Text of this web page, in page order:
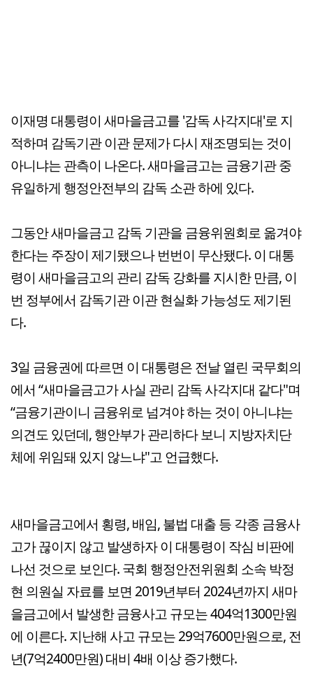
이재명 대통령이 새마을금고를 '감독 사각지대'로 지
적하며 감독기관 이관 문제가 다시 재조명되는 것이
아니냐는 관측이 나온다. 새마을금고는 금융기관 중
유일하게 행정안전부의 감독 소관 하에 있다.
그동안 새마을금고 감독 기관을 금융위원회로 옮겨야
한다는 주장이 제기됐으나 번번이 무산됐다. 이 대통
령이 새마을금고의 관리 감독 강화를 지시한 만큼, 이
번 정부에서 감독기관 이관 현실화 가능성도 제기된
다.
3일 금융권에 따르면 이 대통령은 전날 열린 국무회의
에서 “새마을금고가 사실 관리 감독 사각지대 같다"며
“금융기관이니 금융위로 넘겨야 하는 것이 아니냐는
의견도 있던데, 행안부가 관리하다 보니 지방자치단
체에 위임돼 있지 않느냐"고 언급했다.
새마을금고에서 횡령, 배임, 불법 대출 등 각종 금융사
고가 끊이지 않고 발생하자 이 대통령이 작심 비판에
나선 것으로 보인다. 국회 행정안전위원회 소속 박정
현 의원실 자료를 보면 2019년부터 2024년까지 새마
을금고에서 발생한 금융사고 규모는 404억1300만원
에 이른다. 지난해 사고 규모는 29억7600만원으로, 전
년(7억2400만원) 대비 4배 이상 증가했다.